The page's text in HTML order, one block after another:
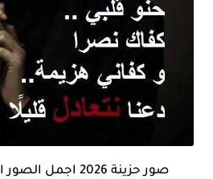
صور حزينة 2026 اجمل الصور الحزينة مع العبارات